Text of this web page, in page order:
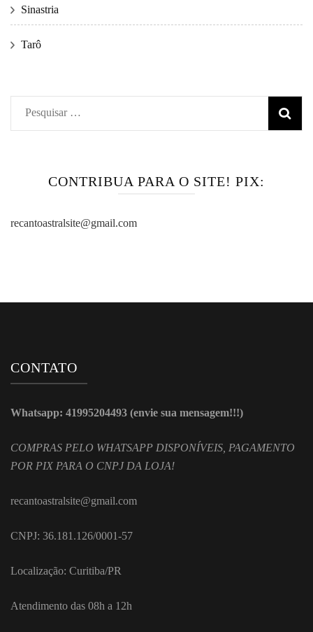
Sinastria
Tarô
Pesquisar
por:
CONTRIBUA PARA O SITE! PIX:
recantoastralsite@gmail.com
CONTATO
Whatsapp: 41995204493 (envie sua mensagem!!!)
COMPRAS PELO WHATSAPP DISPONÍVEIS, PAGAMENTO
POR PIX PARA O CNPJ DA LOJA!
recantoastralsite@gmail.com
CNPJ: 36.181.126/0001-57
Localização: Curitiba/PR
Atendimento das 08h a 12h